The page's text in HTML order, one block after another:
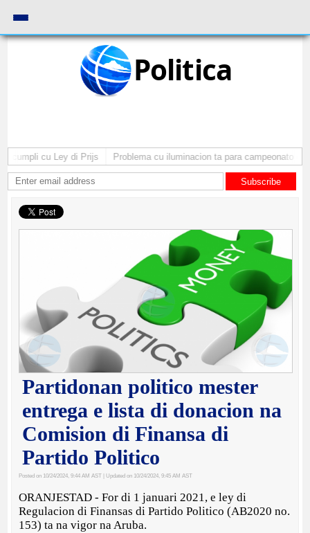
Politica
cumpli cu Ley di Prijs Problema cu iluminacion ta para campeonato di
Subscribe
Partidonan politico mester
entrega e lista di donacion na
Comision di Finansa di
Partido Politico
Posted on 10/24/2024, 9:44 AM AST | Updated on 10/24/2024, 9:45 AM AST
ORANJESTAD - For di 1 januari 2021, e ley di
Regulacion di Finansas di Partido Politico (AB2020 no.
153) ta na vigor na Aruba.